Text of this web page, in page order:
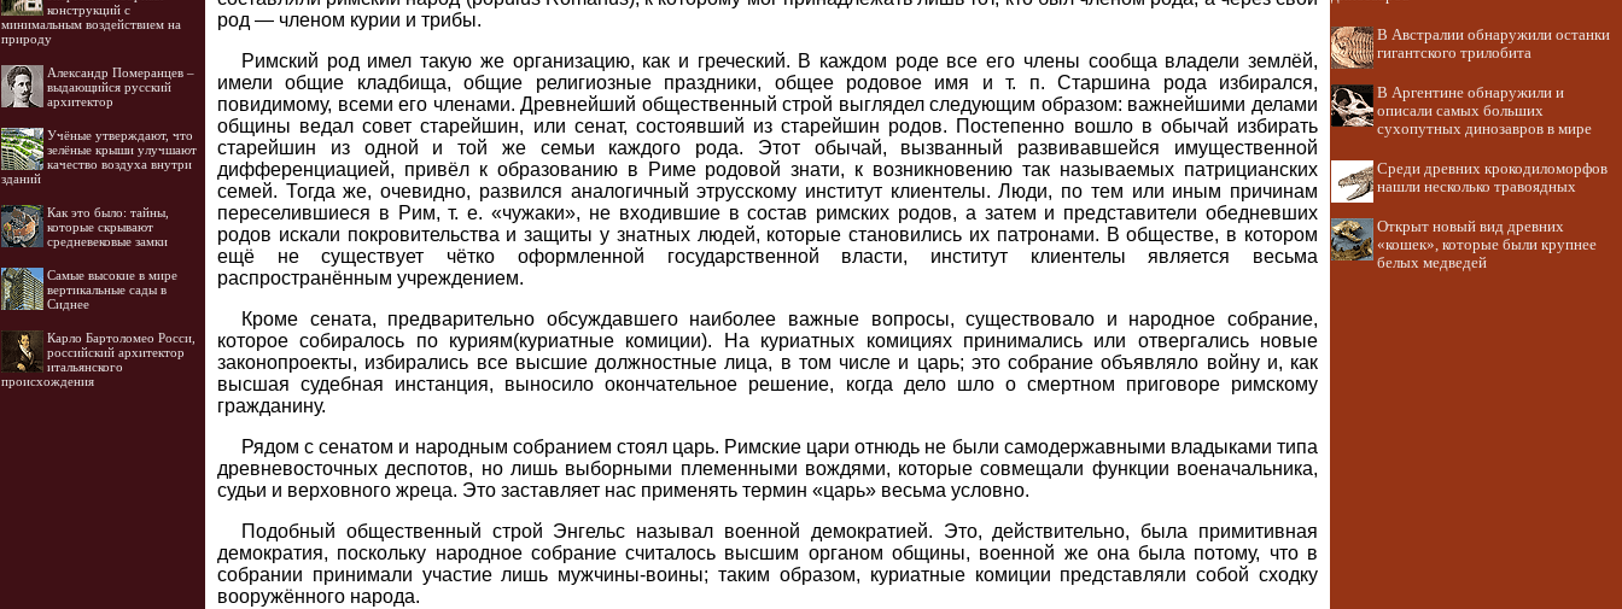
конструкций с
минимальным воздействием на
природу
Александр Померанцев –
выдающийся русский
архитектор
Учёные утверждают, что
зелёные крыши улучшают
качество воздуха внутри
зданий
Как это было: тайны,
которые скрывают
средневековые замки
Самые высокие в мире
вертикальные сады в
Сиднее
Карло Бартоломео Росси,
российский архитектор
итальянского
происхождения
род — членом курии и трибы.
Римский род имел такую же организацию, как и греческий. В каждом роде все его члены сообща владели землёй,
имели общие кладбища, общие религиозные праздники, общее родовое имя и т. п. Старшина рода избирался,
повидимому, всеми его членами. Древнейший общественный строй выглядел следующим образом: важнейшими делами
общины ведал совет старейшин, или сенат, состоявший из старейшин родов. Постепенно вошло в обычай избирать
старейшин из одной и той же семьи каждого рода. Этот обычай, вызванный развивавшейся имущественной
дифференциацией, привёл к образованию в Риме родовой знати, к возникновению так называемых патрицианских
семей. Тогда же, очевидно, развился аналогичный этрусскому институт клиентелы. Люди, по тем или иным причинам
переселившиеся в Рим, т. е. «чужаки», не входившие в состав римских родов, а затем и представители обедневших
родов искали покровительства и защиты у знатных людей, которые становились их патронами. В обществе, в котором
ещё не существует чётко оформленной государственной власти, институт клиентелы является весьма
распространённым учреждением.
Кроме сената, предварительно обсуждавшего наиболее важные вопросы, существовало и народное собрание,
которое собиралось по куриям(куриатные комиции). На куриатных комициях принимались или отвергались новые
законопроекты, избирались все высшие должностные лица, в том числе и царь; это собрание объявляло войну и, как
высшая судебная инстанция, выносило окончательное решение, когда дело шло о смертном приговоре римскому
гражданину.
Рядом с сенатом и народным собранием стоял царь. Римские цари отнюдь не были самодержавными владыками типа
древневосточных деспотов, но лишь выборными племенными вождями, которые совмещали функции военачальника,
судьи и верховного жреца. Это заставляет нас применять термин «царь» весьма условно.
Подобный общественный строй Энгельс называл военной демократией. Это, действительно, была примитивная
демократия, поскольку народное собрание считалось высшим органом общины, военной же она была потому, что в
собрании принимали участие лишь мужчины-воины; таким образом, куриатные комиции представляли собой сходку
вооружённого народа.
В Австралии обнаружили останки
гигантского трилобита
В Аргентине обнаружили и
описали самых больших
сухопутных динозавров в мире
Среди древних крокодиломорфов
нашли несколько травоядных
Открыт новый вид древних
«кошек», которые были крупнее
белых медведей